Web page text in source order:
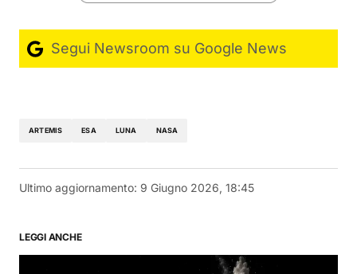
Segui Newsroom su Google News
ARTEMIS ESA LUNA NASA
Ultimo aggiornamento: 9 Giugno 2026, 18:45
LEGGI ANCHE